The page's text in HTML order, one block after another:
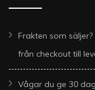
Frakten som
från checkout till
Vågar du ge 30